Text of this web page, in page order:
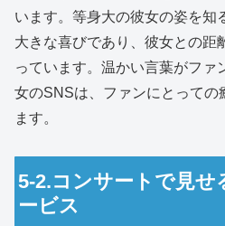
います。等身大の彼女の姿を知
大きな喜びであり、彼女との距
っています。温かい言葉がファ
女のSNSは、ファンにとっての
ます。
5-2.コンサートで見せ
ービス